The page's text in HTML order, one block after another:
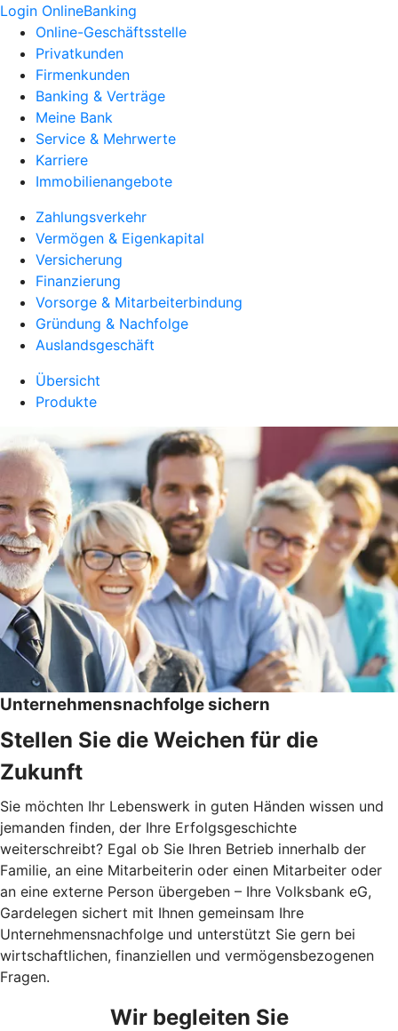
Login OnlineBanking
Online-Geschäftsstelle
Privatkunden
Firmenkunden
Banking & Verträge
Meine Bank
Service & Mehrwerte
Karriere
Immobilienangebote
Zahlungsverkehr
Vermögen & Eigenkapital
Versicherung
Finanzierung
Vorsorge & Mitarbeiterbindung
Gründung & Nachfolge
Auslandsgeschäft
Übersicht
Produkte
Unternehmensnachfolge sichern
Stellen Sie die Weichen für die
Zukunft
Sie möchten Ihr Lebenswerk in guten Händen wissen und
jemanden finden, der Ihre Erfolgsgeschichte
weiterschreibt? Egal ob Sie Ihren Betrieb innerhalb der
Familie, an eine Mitarbeiterin oder einen Mitarbeiter oder
an eine externe Person übergeben – Ihre Volksbank eG,
Gardelegen sichert mit Ihnen gemeinsam Ihre
Unternehmensnachfolge und unterstützt Sie gern bei
wirtschaftlichen, finanziellen und vermögensbezogenen
Fragen.
Wir begleiten Sie